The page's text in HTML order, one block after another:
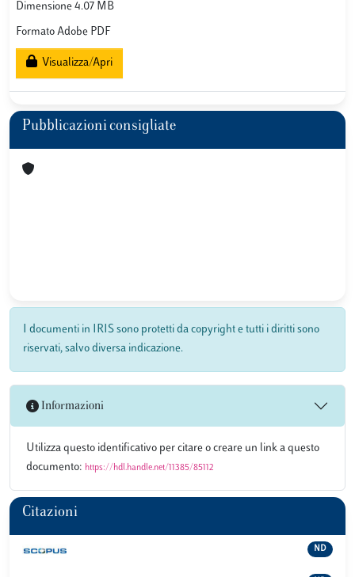
Dimensione 4.07 MB
Formato Adobe PDF
Visualizza/Apri
Pubblicazioni consigliate
I documenti in IRIS sono protetti da copyright e tutti i diritti sono
riservati, salvo diversa indicazione.
Informazioni
Utilizza questo identificativo per citare o creare un link a questo
documento: https://hdl.handle.net/11385/85112
Citazioni
ND